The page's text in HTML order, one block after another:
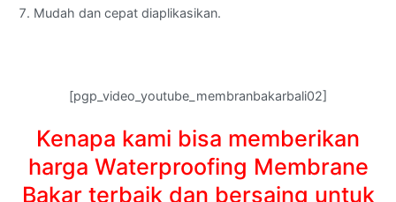
Mudah dan cepat diaplikasikan.
[pgp_video_youtube_membranbakarbali02]
Kenapa kami bisa memberikan
harga Waterproofing Membrane
Bakar terbaik dan bersaing untuk